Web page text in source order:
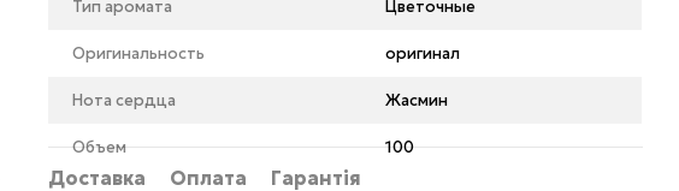
Тип аромата Цветочные
Оригинальность оригинал
Нота сердца Жасмин
Объем 100
Доставка Оплата Гарантія